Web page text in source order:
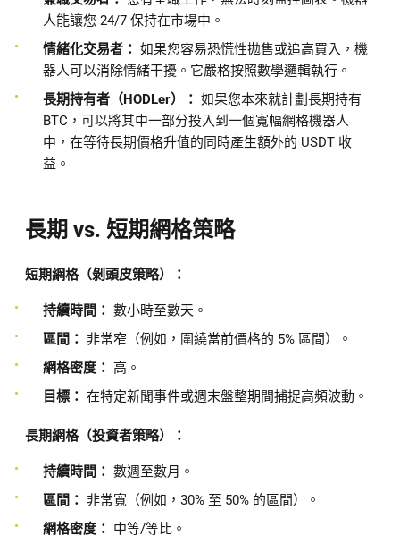
人能讓您 24/7 保持在市場中。
情緒化交易者： 如果您容易恐慌性拋售或追高買入，機
器人可以消除情緒干擾。它嚴格按照數學邏輯執行。
長期持有者（HODLer）： 如果您本來就計劃長期持有
BTC，可以將其中一部分投入到一個寬幅網格機器人
中，在等待長期價格升值的同時產生額外的 USDT 收
益。
長期 vs. 短期網格策略
短期網格（剝頭皮策略）：
持續時間： 數小時至數天。
區間： 非常窄（例如，圍繞當前價格的 5% 區間）。
網格密度： 高。
目標： 在特定新聞事件或週末盤整期間捕捉高頻波動。
長期網格（投資者策略）：
持續時間： 數週至數月。
區間： 非常寬（例如，30% 至 50% 的區間）。
網格密度： 中等/等比。